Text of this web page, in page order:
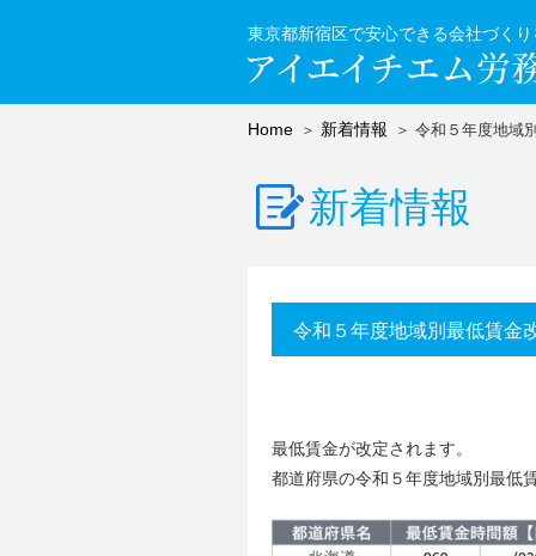
東京都新宿区で安心できる会社づく
Home 新着情報 令和５年度地域
新着情報
令和５年度地域別最低賃金
最低賃金が改定されます。
都道府県の令和５年度地域別最低